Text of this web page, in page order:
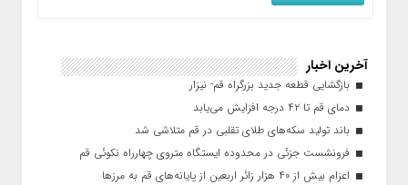
آخرین اخبار
بازگشایی قطعه جدید بزرگراه قم- نیزار
دمای قم تا ۴۲ درجه افزایش می‌یابد
باند تولید سکه‌های طلای تقلبی در قم متلاشی شد
فرونشست جزئی در محدوده ایستگاه متروی چهارراه نکوئی قم
اعزام بیش از ۴۰ هزار زائر اربعین از پایانه‌های قم به مرزها